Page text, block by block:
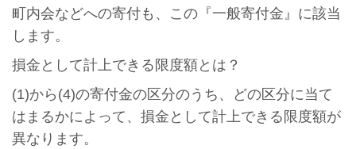
町内会などへの寄付も、この『一般寄付金』に該当
します。
損金として計上できる限度額とは？
(1)から(4)の寄付金の区分のうち、どの区分に当て
はまるかによって、損金として計上できる限度額が
異なります。